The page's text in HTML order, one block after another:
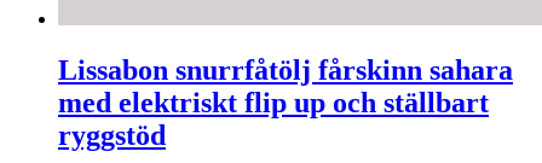
Lissabon snurrfåtölj fårskinn sahara
med elektriskt flip up och ställbart
ryggstöd